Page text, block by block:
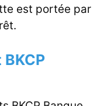
est portée par